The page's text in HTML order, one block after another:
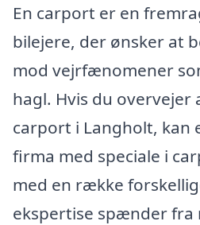
En carport er en
bilejere, der ønsker at
mod vejrfænomener
hagl. Hvis du overvejer
carport i Langholt, kan
firma med speciale i
med en række
ekspertise spænder fra